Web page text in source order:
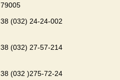
79005
38 (032) 24-24-002
38 (032) 27-57-214
38 (032 )275-72-24